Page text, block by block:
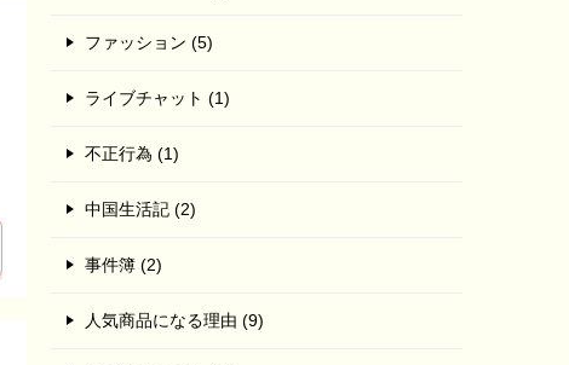
ファッション (5)
ライブチャット (1)
不正行為 (1)
中国生活記 (2)
事件簿 (2)
人気商品になる理由 (9)